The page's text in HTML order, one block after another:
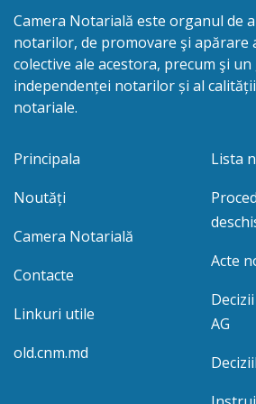
Camera Notarială este organul de
notarilor, de promovare şi apărare
colective ale acestora, precum şi
independenței notarilor și al
notariale.
Principala
Noutăți
Camera Notarială
Contacte
Linkuri utile
old.cnm.md
Lista
Acte
AG